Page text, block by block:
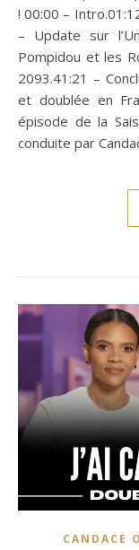
! 00:00 –
– Update sur
Pompidou et les
2093.41:21 –
et doublée en
épisode de la
conduite par
CANDACE